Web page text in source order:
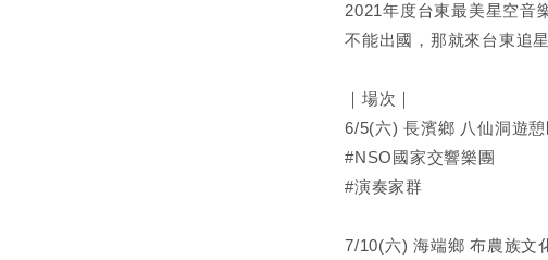
2021年度台東最美星空音
不能出國，那就來台東追星
｜場次｜
6/5(六) 長濱鄉 八仙洞遊憩
#NSO國家交響樂團
#演奏家群
7/10(六) 海端鄉 布農族文